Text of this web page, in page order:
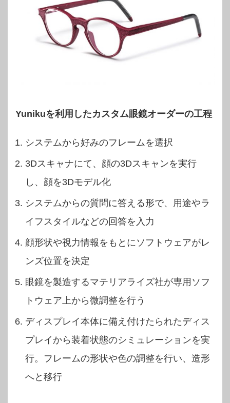
Yunikuを利用したカスタム眼鏡オーダーの工程
システムから好みのフレームを選択
3Dスキャナにて、顔の3Dスキャンを実行
し、顔を3Dモデル化
システムからの質問に答える形で、用途やラ
イフスタイルなどの回答を入力
顔形状や視力情報をもとにソフトウェアがレ
ンズ位置を決定
眼鏡を製造するマテリアライズ社が専用ソフ
トウェア上から微調整を行う
ディスプレイ本体に備え付けたられたディス
プレイから装着状態のシミュレーションを実
行。フレームの形状や色の調整を行い、造形
へと移行